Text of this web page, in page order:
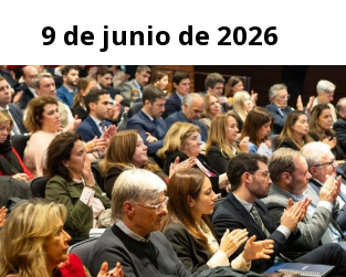
9 de junio de 2026